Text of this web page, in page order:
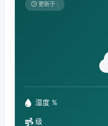
更新于 :
湿度 %
级